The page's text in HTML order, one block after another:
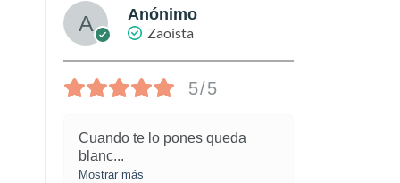
Anónimo
Zaoista
5/5
Cuando te lo pones queda
blanc...
Mostrar más